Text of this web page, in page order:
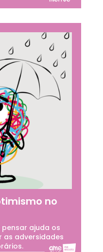
no
ajuda os
as adversidades